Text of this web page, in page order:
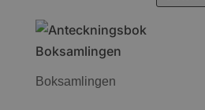
Boksamlingen